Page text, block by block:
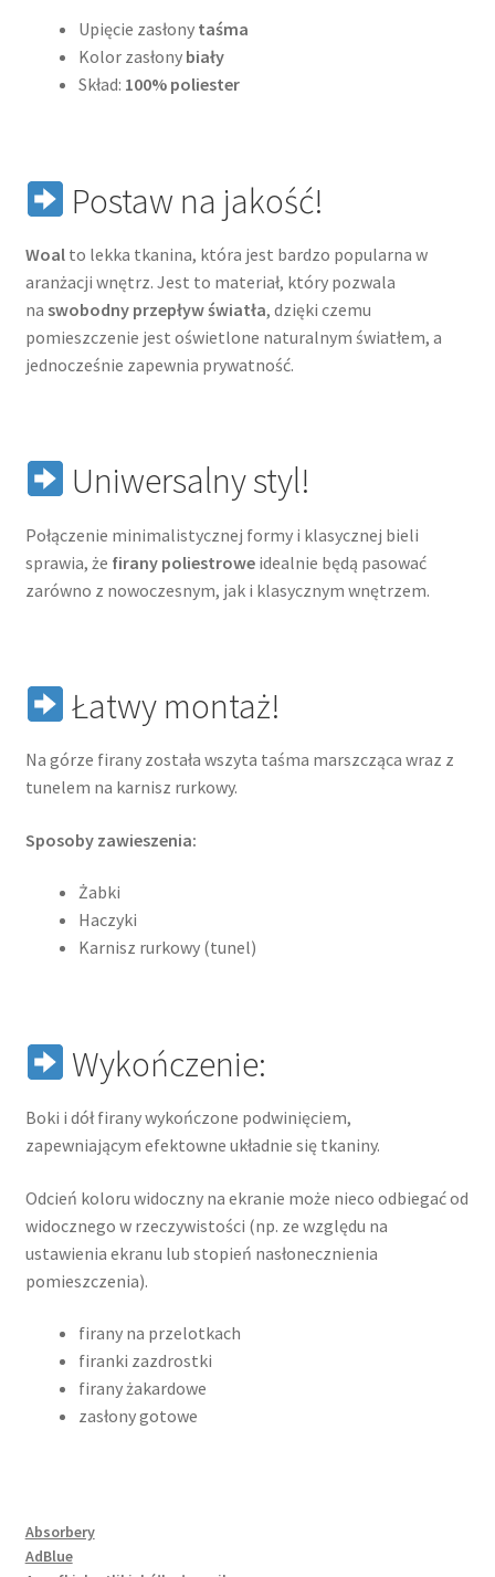
Upięcie zasłony taśma
Kolor zasłony biały
Skład: 100% poliester
Postaw na jakość!
Woal to lekka tkanina, która jest bardzo popularna w
aranżacji wnętrz. Jest to materiał, który pozwala
na swobodny przepływ światła, dzięki czemu
pomieszczenie jest oświetlone naturalnym światłem, a
jednocześnie zapewnia prywatność.
Uniwersalny styl!
Połączenie minimalistycznej formy i klasycznej bieli
sprawia, że firany poliestrowe idealnie będą pasować
zarówno z nowoczesnym, jak i klasycznym wnętrzem.
Łatwy montaż!
Na górze firany została wszyta taśma marszcząca wraz z
tunelem na karnisz rurkowy.
Sposoby zawieszenia:
Żabki
Haczyki
Karnisz rurkowy (tunel)
Wykończenie:
Boki i dół firany wykończone podwinięciem,
zapewniającym efektowne układnie się tkaniny.
Odcień koloru widoczny na ekranie może nieco odbiegać od
widocznego w rzeczywistości (np. ze względu na
ustawienia ekranu lub stopień nasłonecznienia
pomieszczenia).
firany na przelotkach
firanki zazdrostki
firany żakardowe
zasłony gotowe
Absorbery
AdBlue